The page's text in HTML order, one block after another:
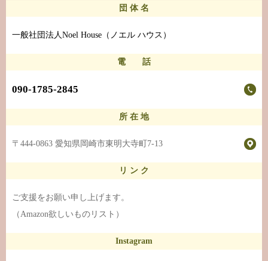
団 体 名
一般社団法人Noel House（ノエル ハウス）
電 話
090-1785-2845
所 在 地
〒444-0863 愛知県岡崎市東明大寺町7-13
リ ン ク
ご支援をお願い申し上げます。
（Amazon欲しいものリスト）
Instagram